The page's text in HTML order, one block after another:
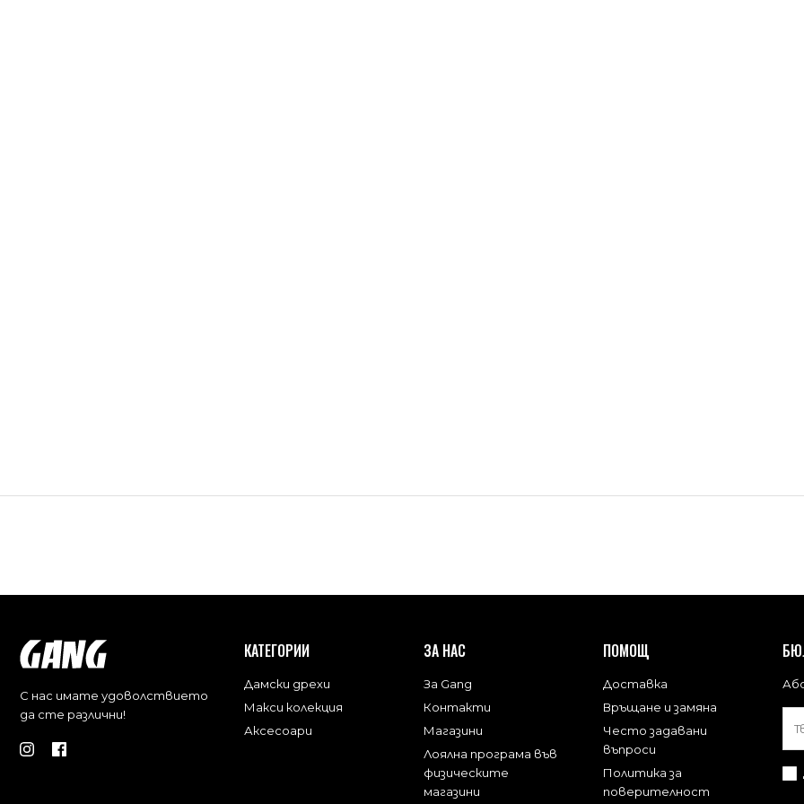
С нас имате удоволствието
да сте различни!
КАТЕГОРИИ
Дамски дрехи
Макси колекция
Аксесоари
ЗА НАС
За Gang
Контакти
Магазини
Лоялна програма във
физическите
магазини
ПОМОЩ
Доставка
Връщане и замяна
Често задавани
въпроси
Политика за
поверителност